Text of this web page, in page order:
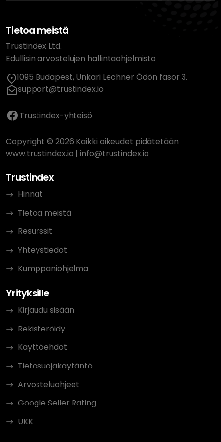
Tietoa meistä
Trustindex Ltd.
Edullisin arvostelujen hallintaohjelmisto
1095 Budapest, Unkari Lechner Ödön fasor 3.
support@trustindex.io
Trustindex-yhteisö
Copyright © 2026 Kaikki oikeudet pidätetään
www.trustindex.io | info@trustindex.io
Trustindex
Hinnat
Tietoa meistä
Resurssit
Yhteystiedot
Kumppaniohjelma
Yrityksille
Kirjaudu sisään
Rekisteröidy
Käyttöehdot
Tietosuojakäytäntö
Arvosteluohjeet
Google Seller Rating
UKK